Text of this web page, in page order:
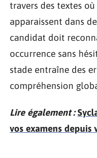
travers des textes
apparaissent dans
candidat doit
occurrence sans
stade entraîne des
compréhension
Lire également :
vos examens